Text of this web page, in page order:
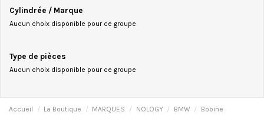
Cylindrée / Marque
Aucun choix disponible pour ce groupe
Type de pièces
Aucun choix disponible pour ce groupe
Accueil La Boutique MARQUES NOLOGY BMW Bobine